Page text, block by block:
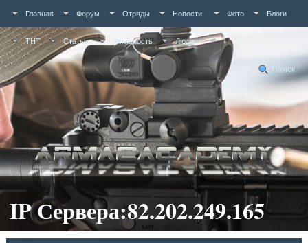
Главная Форум Отряды Новости Фото Блоги
ТНТ Статьи Активность Люди
Поиск
IP Сервера:82.202.249.165